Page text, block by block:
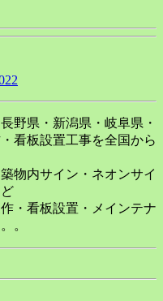
野県・新潟県・岐阜県・
看板設置工事を全国から
物内サイン・ネオンサイ
・看板設置・メインテナ
。